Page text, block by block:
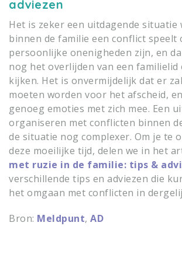
adviezen
Het is zeker een uitdagende situatie
binnen de familie een conflict speelt
persoonlijke onenigheden zijn, en
nog het overlijden van een familielid
kijken. Het is onvermijdelijk dat er
moeten worden voor het afscheid,
genoeg emoties met zich mee. Een
organiseren met conflicten binnen
de situatie nog complexer. Om je te
deze moeilijke tijd, delen we in het
met ruzie in de familie: tips &
verschillende tips en adviezen die
het omgaan met conflicten in
Bron: Meldpunt, AD